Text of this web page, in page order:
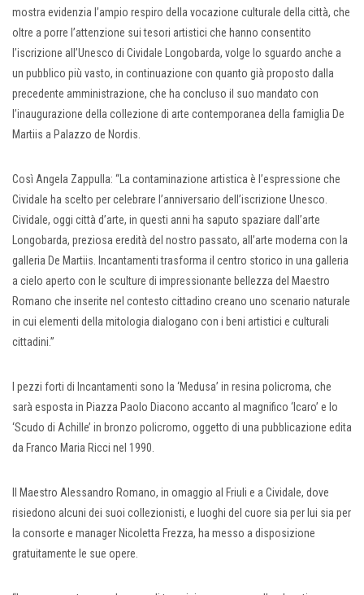
mostra evidenzia l’ampio respiro della vocazione culturale della città, che
oltre a porre l’attenzione sui tesori artistici che hanno consentito
l’iscrizione all’Unesco di Cividale Longobarda, volge lo sguardo anche a
un pubblico più vasto, in continuazione con quanto già proposto dalla
precedente amministrazione, che ha concluso il suo mandato con
l’inaugurazione della collezione di arte contemporanea della famiglia De
Martiis a Palazzo de Nordis.
Così Angela Zappulla: “La contaminazione artistica è l’espressione che
Cividale ha scelto per celebrare l’anniversario dell’iscrizione Unesco.
Cividale, oggi città d’arte, in questi anni ha saputo spaziare dall’arte
Longobarda, preziosa eredità del nostro passato, all’arte moderna con la
galleria De Martiis. Incantamenti trasforma il centro storico in una galleria
a cielo aperto con le sculture di impressionante bellezza del Maestro
Romano che inserite nel contesto cittadino creano uno scenario naturale
in cui elementi della mitologia dialogano con i beni artistici e culturali
cittadini.”
I pezzi forti di Incantamenti sono la ‘Medusa’ in resina policroma, che
sarà esposta in Piazza Paolo Diacono accanto al magnifico ‘Icaro’ e lo
‘Scudo di Achille’ in bronzo policromo, oggetto di una pubblicazione edita
da Franco Maria Ricci nel 1990.
Il Maestro Alessandro Romano, in omaggio al Friuli e a Cividale, dove
risiedono alcuni dei suoi collezionisti, e luoghi del cuore sia per lui sia per
la consorte e manager Nicoletta Frezza, ha messo a disposizione
gratuitamente le sue opere.